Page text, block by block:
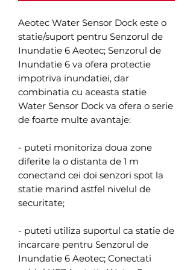
Aeotec Water Sensor Dock este o
statie/suport pentru Senzorul de
Inundatie 6 Aeotec; Senzorul de
Inundatie 6 va ofera protectie
impotriva inundatiei, dar
combinatia cu aceasta statie
Water Sensor Dock va ofera o serie
de foarte multe avantaje:
- puteti monitoriza doua zone
diferite la o distanta de 1 m
conectand cei doi senzori spot la
statie marind astfel nivelul de
securitate;
- puteti utiliza suportul ca statie de
incarcare pentru Senzorul de
Inundatie 6 Aeotec; Conectati